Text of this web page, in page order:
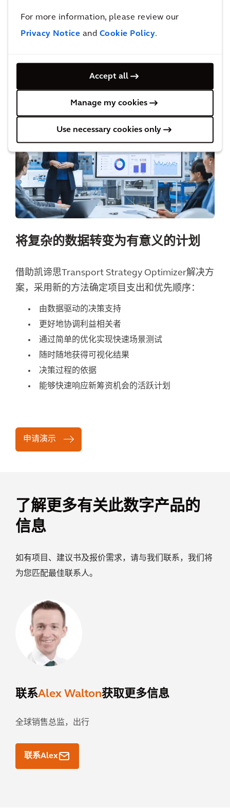
For more information, please review our
Privacy Notice and Cookie Policy.
Accept all
Manage my cookies
Use necessary cookies only
Transport Strategy Optimizer可以直观地传达场
景之间的差异，从而使决策过程更加透明、更具
将复杂的数据转变为有意义的计划
借助凯谛思Transport Strategy Optimizer解决方
案，采用新的方法确定项目支出和优先顺序：
由数据驱动的决策支持
更好地协调利益相关者
通过简单的优化实现快速场景测试
随时随地获得可视化结果
决策过程的依据
能够快速响应新筹资机会的活跃计划
申请演示
了解更多有关此数字产品的
信息
如有项目、建议书及报价需求，请与我们联系，我们将
为您匹配最佳联系人。
联系Alex Walton获取更多信息
全球销售总监，出行
联系Alex